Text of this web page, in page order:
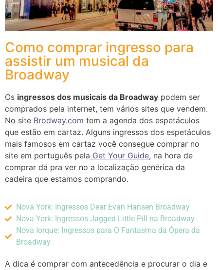
Como comprar ingresso para
assistir um musical da
Broadway
Os ingressos dos musicais da Broadway podem ser
comprados pela internet, tem vários sites que vendem.
No site Brodway.com tem a agenda dos espetáculos
que estão em cartaz. Alguns ingressos dos espetáculos
mais famosos em cartaz você consegue comprar no
site em português pela Get Your Guide, na hora de
comprar dá pra ver no a localização genérica da
cadeira que estamos comprando.
Nova York: Ingressos Dear Evan Hansen Broadway
Nova York: Ingressos Jagged Little Pill na Broadway
Nova Iorque: Ingressos para O Fantasma da Ópera da
Broadway
A dica é comprar com antecedência e procurar o dia e